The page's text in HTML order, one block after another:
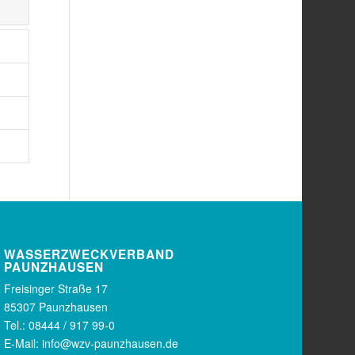
WASSERZWECKVERBAND
PAUNZHAUSEN
Freisinger Straße 17
85307 Paunzhausen
Tel.: 08444 / 917 99-0
E-Mail:info@wzv-paunzhausen.de